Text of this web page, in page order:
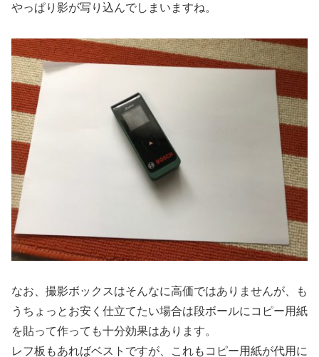
やっぱり影が写り込んでしまいますね。
なお、撮影ボックスはそんなに高価ではありませんが、も
うちょっとお安く仕立てたい場合は段ボールにコピー用紙
を貼って作っても十分効果はあります。
レフ板もあればベストですが、これもコピー用紙が代用に